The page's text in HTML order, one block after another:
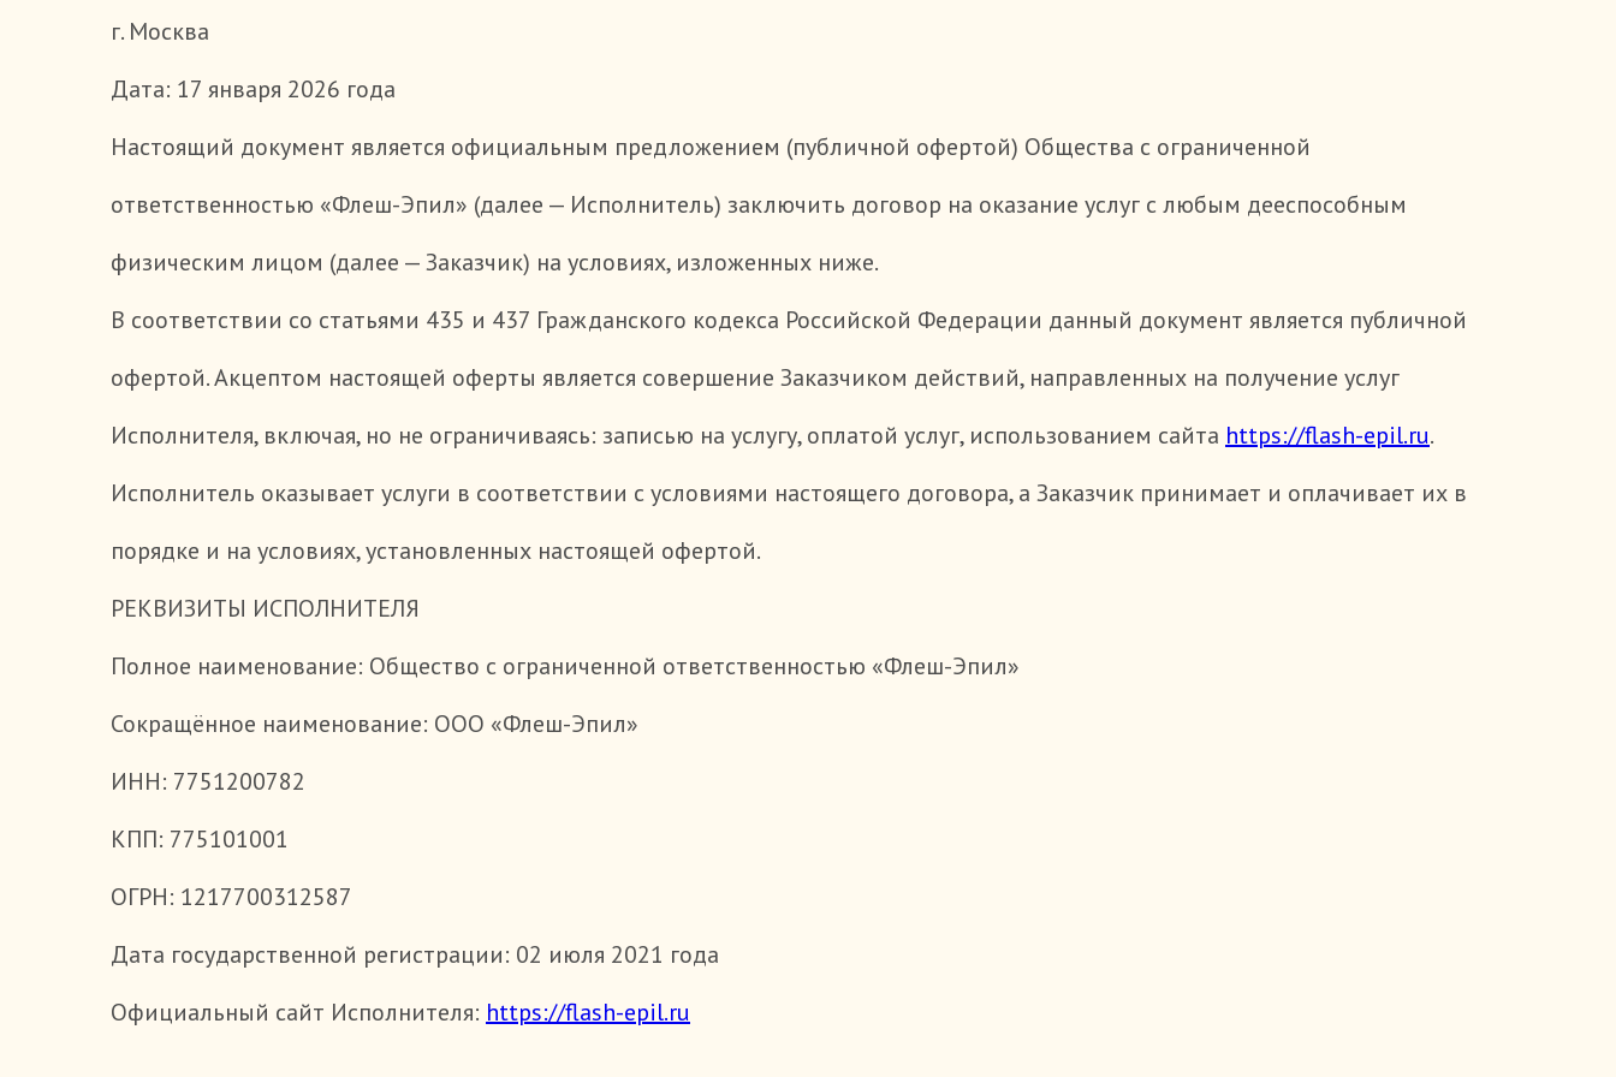
г. Москва
Дата: 17 января 2026 года
Настоящий документ является официальным предложением (публичной офертой) Общества с ограниченной
ответственностью «Флеш-Эпил» (далее — Исполнитель) заключить договор на оказание услуг с любым дееспособным
физическим лицом (далее — Заказчик) на условиях, изложенных ниже.
В соответствии со статьями 435 и 437 Гражданского кодекса Российской Федерации данный документ является публичной
офертой. Акцептом настоящей оферты является совершение Заказчиком действий, направленных на получение услуг
Исполнителя, включая, но не ограничиваясь: записью на услугу, оплатой услуг, использованием сайта https://flash-epil.ru.
Исполнитель оказывает услуги в соответствии с условиями настоящего договора, а Заказчик принимает и оплачивает их в
порядке и на условиях, установленных настоящей офертой.
РЕКВИЗИТЫ ИСПОЛНИТЕЛЯ
Полное наименование: Общество с ограниченной ответственностью «Флеш-Эпил»
Сокращённое наименование: ООО «Флеш-Эпил»
ИНН: 7751200782
КПП: 775101001
ОГРН: 1217700312587
Дата государственной регистрации: 02 июля 2021 года
Официальный сайт Исполнителя: https://flash-epil.ru